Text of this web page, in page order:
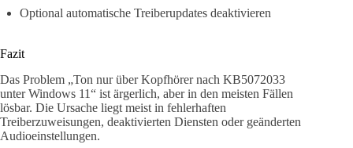
Optional automatische Treiberupdates deaktivieren
Fazit
Das Problem „Ton nur über Kopfhörer nach KB5072033
unter Windows 11“ ist ärgerlich, aber in den meisten Fällen
lösbar. Die Ursache liegt meist in fehlerhaften
Treiberzuweisungen, deaktivierten Diensten oder geänderten
Audioeinstellungen.